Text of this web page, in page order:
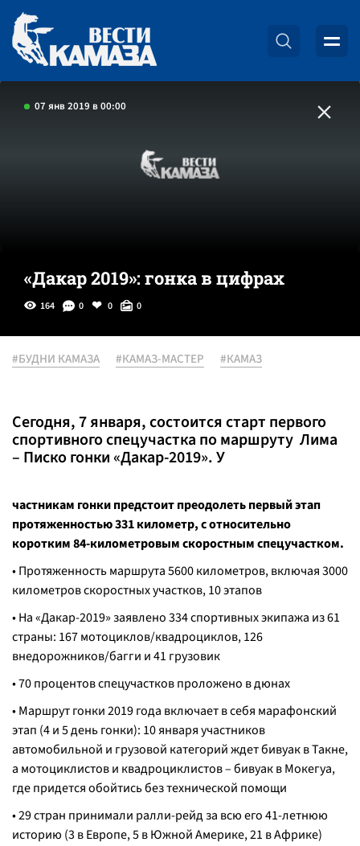
07 янв 2019 в 00:00
«Дакар 2019»: гонка в цифрах
164 0 0 0
#БУДНИ КАМАЗА #КАМАЗ-МАСТЕР #КАМАЗ
Сегодня, 7 января, состоится старт первого
спортивного спецучастка по маршруту Лима
– Писко гонки «Дакар-2019». У
частникам гонки предстоит преодолеть первый этап
протяженностью 331 километр, с относительно
коротким 84-километровым скоростным спецучастком.
• Протяженность маршрута 5600 километров, включая 3000
километров скоростных участков, 10 этапов
• На «Дакар-2019» заявлено 334 спортивных экипажа из 61
страны: 167 мотоциклов/квадроциклов, 126
внедорожников/багги и 41 грузовик
• 70 процентов спецучастков проложено в дюнах
• Маршрут гонки 2019 года включает в себя марафонский
этап (4 и 5 день гонки): 10 января участников
автомобильной и грузовой категорий ждет бивуак в Такне,
а мотоциклистов и квадроциклистов – бивуак в Мокегуа,
где придется обойтись без технической помощи
• 29 стран принимали ралли-рейд за всю его 41-летнюю
историю (3 в Европе, 5 в Южной Америке, 21 в Африке)